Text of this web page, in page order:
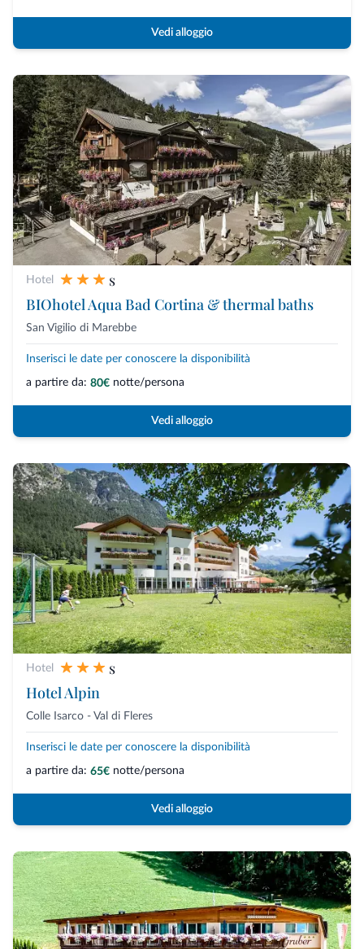
Vedi alloggio
Hotel
s
BIOhotel Aqua Bad Cortina & thermal baths
San Vigilio di Marebbe
Inserisci le date per conoscere la disponibilità
a partire da: 80€ notte/persona
Vedi alloggio
Hotel
s
Hotel Alpin
Colle Isarco - Val di Fleres
Inserisci le date per conoscere la disponibilità
a partire da: 65€ notte/persona
Vedi alloggio